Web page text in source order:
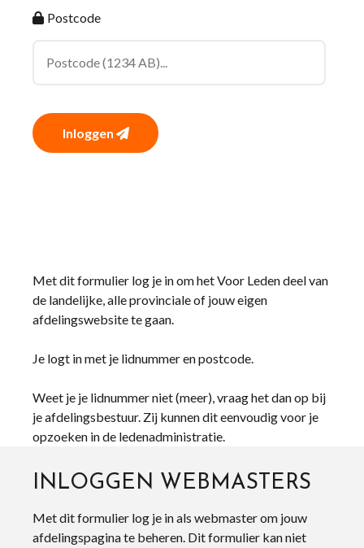
Postcode
Inloggen
Met dit formulier log je in om het Voor Leden deel van
de landelijke, alle provinciale of jouw eigen
afdelingswebsite te gaan.
Je logt in met je lidnummer en postcode.
Weet je je lidnummer niet (meer), vraag het dan op bij
je afdelingsbestuur. Zij kunnen dit eenvoudig voor je
opzoeken in de ledenadministratie.
INLOGGEN WEBMASTERS
Met dit formulier log je in als webmaster om jouw
afdelingspagina te beheren. Dit formulier kan niet